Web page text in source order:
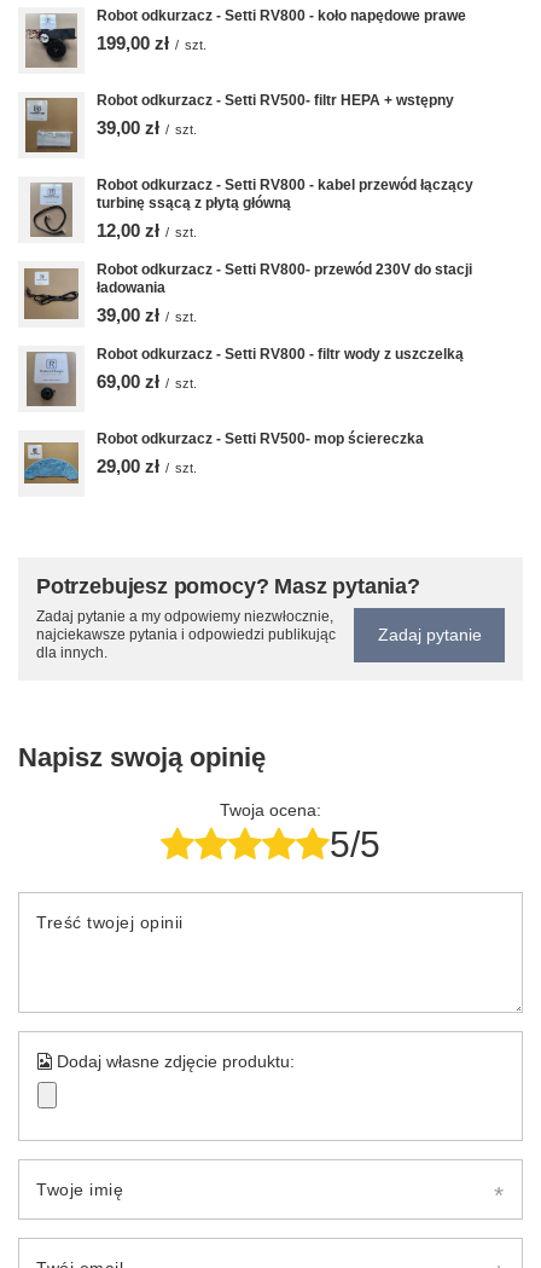
Robot odkurzacz - Setti RV800 - koło napędowe prawe
199,00 zł / szt.
Robot odkurzacz - Setti RV500- filtr HEPA + wstępny
39,00 zł / szt.
Robot odkurzacz - Setti RV800 - kabel przewód łączący
turbinę ssącą z płytą główną
12,00 zł / szt.
Robot odkurzacz - Setti RV800- przewód 230V do stacji
ładowania
39,00 zł / szt.
Robot odkurzacz - Setti RV800 - filtr wody z uszczelką
69,00 zł / szt.
Robot odkurzacz - Setti RV500- mop ściereczka
29,00 zł / szt.
Potrzebujesz pomocy? Masz pytania?
Zadaj pytanie a my odpowiemy niezwłocznie,
najciekawsze pytania i odpowiedzi publikując
dla innych.
Zadaj pytanie
Napisz swoją opinię
Twoja ocena:
5/5
Treść twojej opinii
Dodaj własne zdjęcie produktu:
Twoje imię